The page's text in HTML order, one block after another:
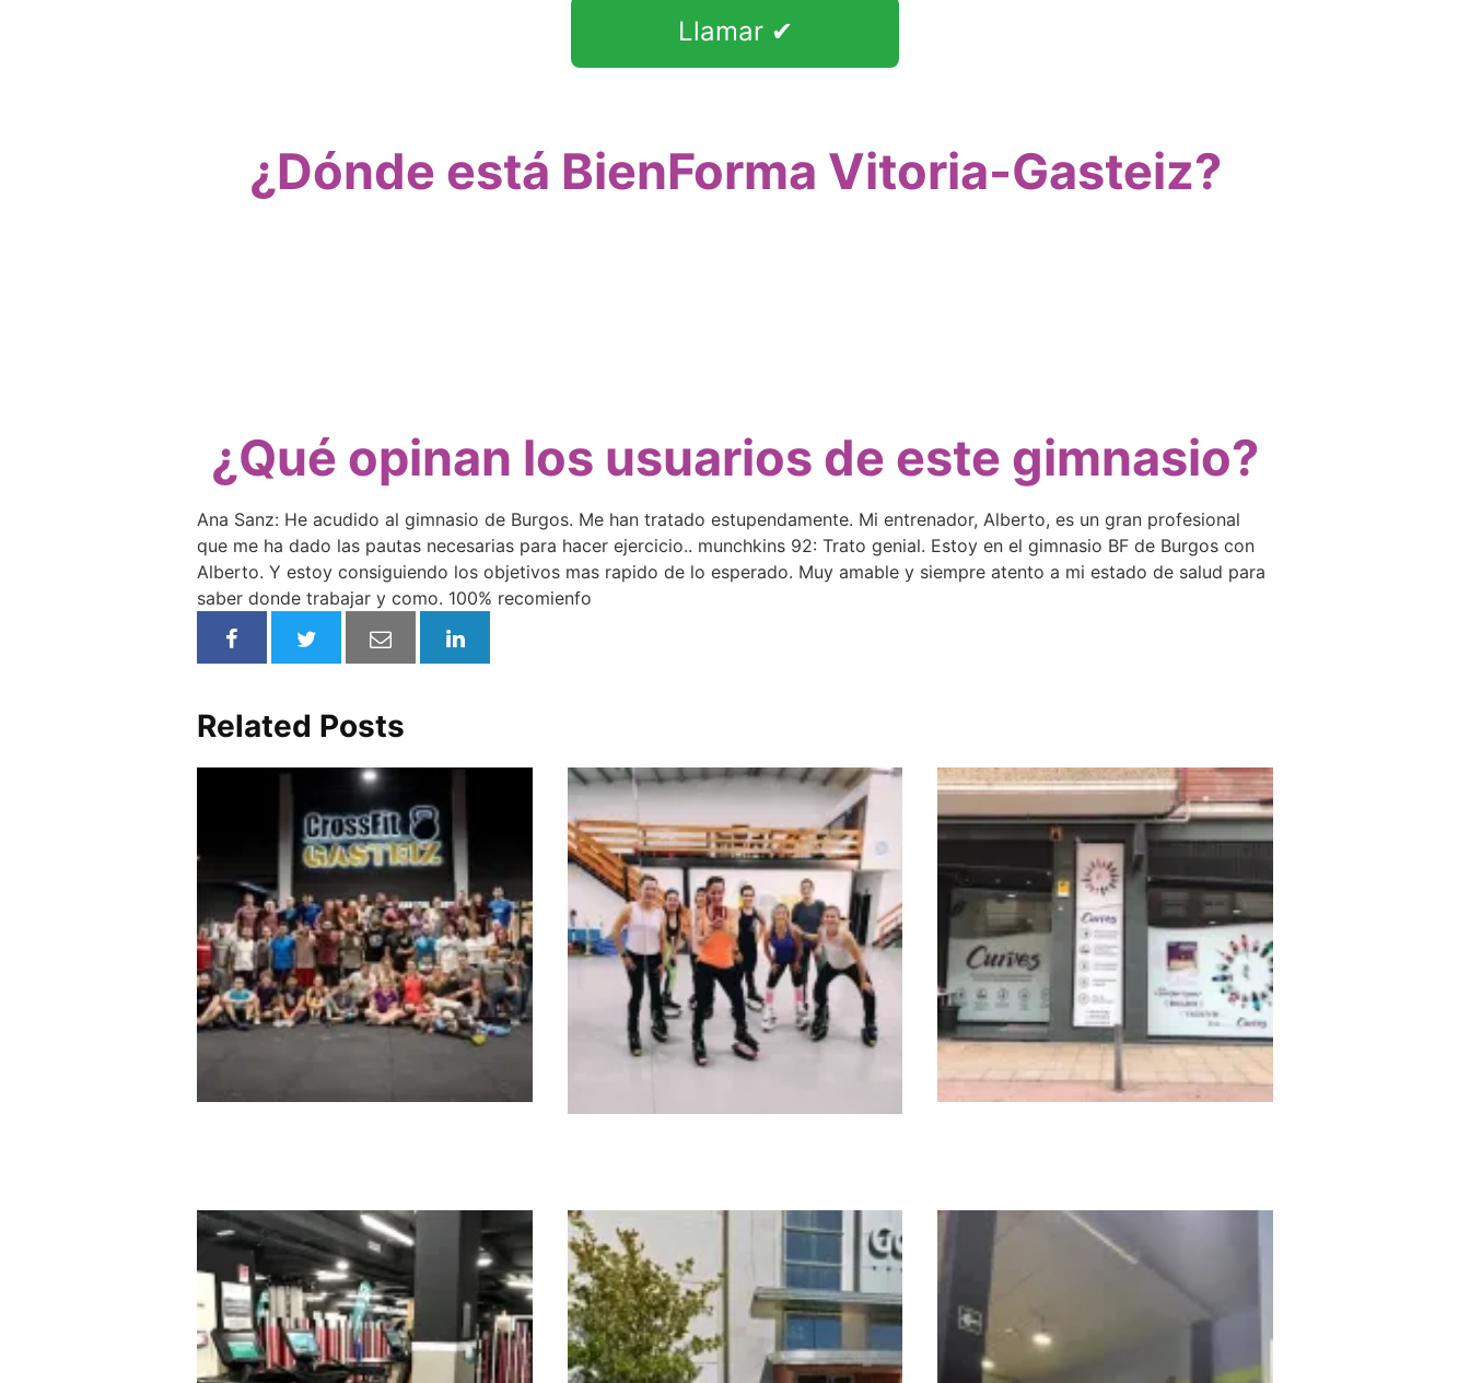
Llamar ✔
¿Dónde está BienForma Vitoria-Gasteiz?
¿Qué opinan los usuarios de este gimnasio?
Ana Sanz: He acudido al gimnasio de Burgos. Me han tratado estupendamente. Mi entrenador, Alberto, es un gran profesional
que me ha dado las pautas necesarias para hacer ejercicio.. munchkins 92: Trato genial. Estoy en el gimnasio BF de Burgos con
Alberto. Y estoy consiguiendo los objetivos mas rapido de lo esperado. Muy amable y siempre atento a mi estado de salud para
saber donde trabajar y como. 100% recomienfo
Related Posts